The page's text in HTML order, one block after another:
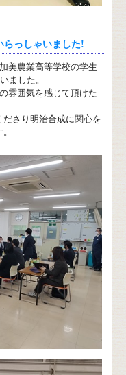
らっしゃいました!
美農業高等学校の学生
ました。
雰囲気を感じて頂けた
さり明治合成に関心を